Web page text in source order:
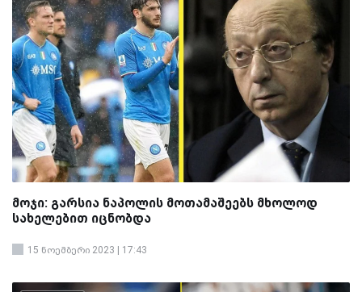
მოჯი: გარსია ნაპოლის მოთამაშეებს მხოლოდ
სახელებით იცნობდა
15 ნოემბერი 2023 | 17:43